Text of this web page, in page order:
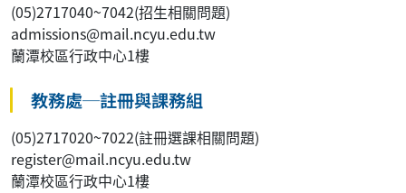
(05)2717040~7042(招生相關問題)
admissions@mail.ncyu.edu.tw
蘭潭校區行政中心1樓
教務處─註冊與課務組
(05)2717020~7022(註冊選課相關問題)
register@mail.ncyu.edu.tw
蘭潭校區行政中心1樓